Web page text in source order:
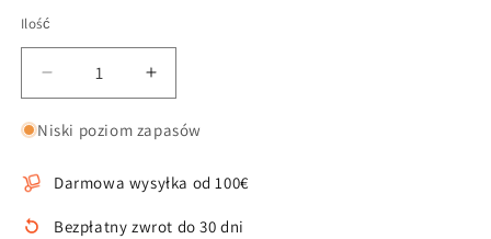
Ilość
Ilość
Zmniejsz
ilość
dla
dla
psa
Corme
Zwiększ
ilość
dla
dla
psa
Corme
Niski poziom zapasów
Darmowa wysyłka od 100€
Bezpłatny zwrot do 30 dni